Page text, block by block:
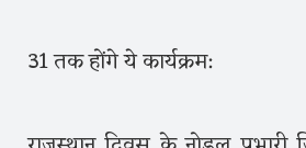
31 तक होंगे ये कार्यक्रम: